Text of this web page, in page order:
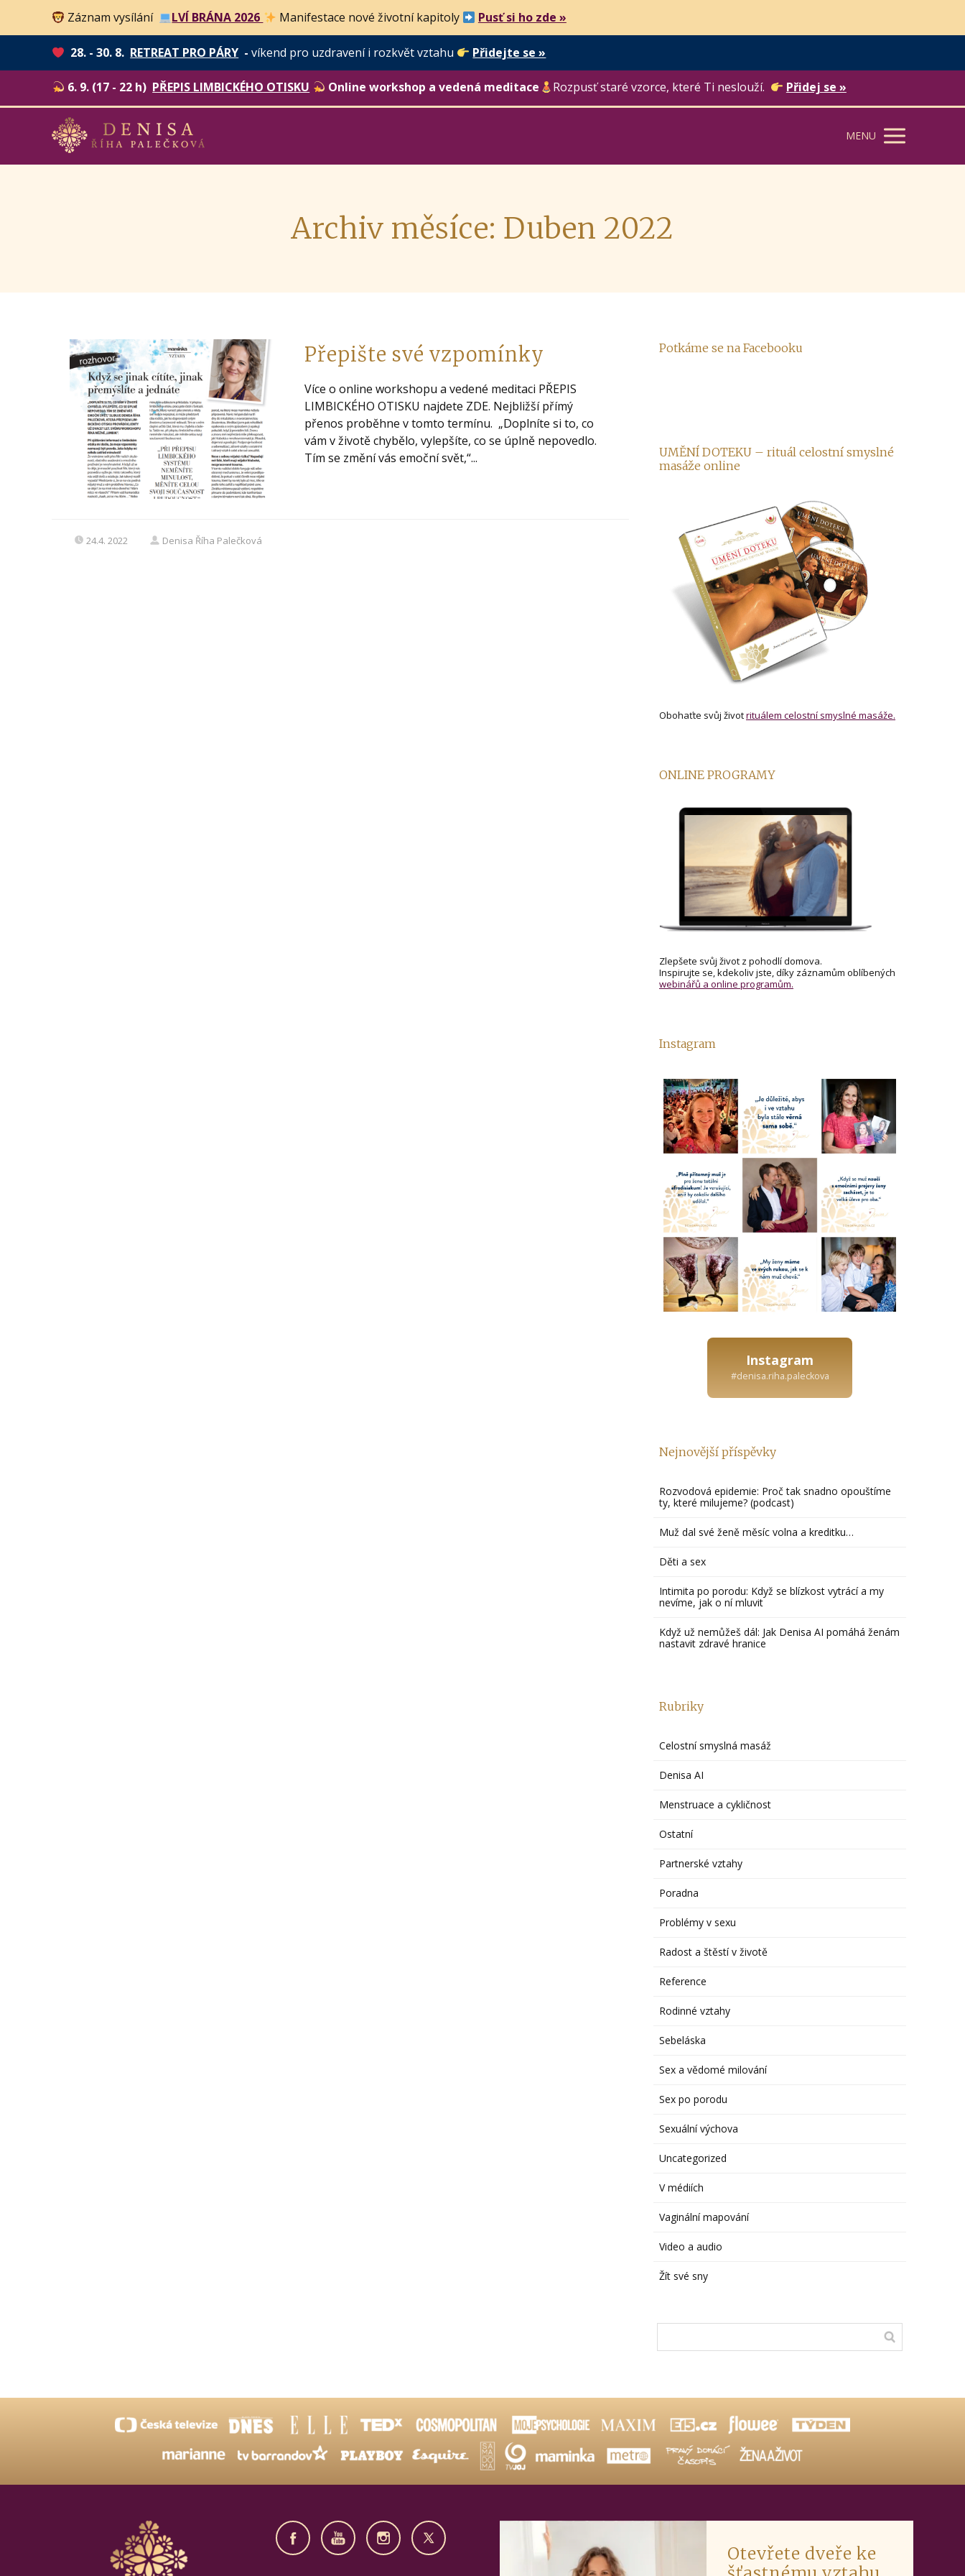
Záznam vysílání LVÍ BRÁNA 2026 Manifestace nové životní kapitoly Pusť si ho zde »
28. - 30. 8. RETREAT PRO PÁRY -víkend pro uzdravení i rozkvět vztahu Přidejte se »
6. 9. (17 - 22 h) PŘEPIS LIMBICKÉHO OTISKU Online workshop a vedená meditace Rozpusť staré vzorce, které Ti neslouží. Přidej se »
MENU
Archiv měsíce: Duben 2022
Přepište své vzpomínky
Více o online workshopu a vedené meditaci PŘEPIS
LIMBICKÉHO OTISKU najdete ZDE. Nejbližší přímý
přenos proběhne v tomto termínu. „Doplníte si to, co
vám v životě chybělo, vylepšíte, co se úplně nepovedlo.
Tím se změní vás emoční svět,“...
24.4. 2022 Denisa Říha Palečková
Potkáme se na Facebooku
UMĚNÍ DOTEKU – rituál celostní smyslné
masáže online
Obohaťte svůj životrituálem celostní smyslné masáže.
ONLINE PROGRAMY
Zlepšete svůj život z pohodlí domova.
Inspirujte se, kdekoliv jste, díky záznamům oblíbených
webinářů a online programům.
Instagram
Instagram
#denisa.riha.paleckova
Nejnovější příspěvky
Rozvodová epidemie: Proč tak snadno opouštíme
ty, které milujeme? (podcast)
Muž dal své ženě měsíc volna a kreditku…
Děti a sex
Intimita po porodu: Když se blízkost vytrácí a my
nevíme, jak o ní mluvit
Když už nemůžeš dál: Jak Denisa AI pomáhá ženám
nastavit zdravé hranice
Rubriky
Celostní smyslná masáž
Denisa AI
Menstruace a cykličnost
Ostatní
Partnerské vztahy
Poradna
Problémy v sexu
Radost a štěstí v životě
Reference
Rodinné vztahy
Sebeláska
Sex a vědomé milování
Sex po porodu
Sexuální výchova
Uncategorized
V médiích
Vaginální mapování
Video a audio
Žít své sny
Otevřete dveře ke